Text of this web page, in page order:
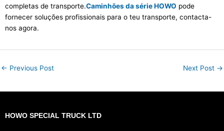
completas de transporte.Caminhões da série HOWO pode
fornecer soluções profissionais para o teu transporte, contacta-
nos agora.
← Previous Post Next Post →
HOWO SPECIAL TRUCK LTD